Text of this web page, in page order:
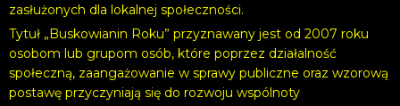
zasłużonych dla lokalnej społeczności.
Tytuł „Buskowianin Roku” przyznawany jest od 2007 roku
osobom lub grupom osób, które poprzez działalność
społeczną, zaangażowanie w sprawy publiczne oraz wzorową
postawę przyczyniają się do rozwoju wspólnoty